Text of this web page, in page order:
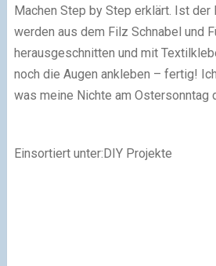
Machen Step by Step erklärt. Ist der
werden aus dem Filz Schnabel und
herausgeschnitten und mit
noch die Augen ankleben – fertig!
was meine Nichte am Ostersonntag
Einsortiert unter:DIY Projekte